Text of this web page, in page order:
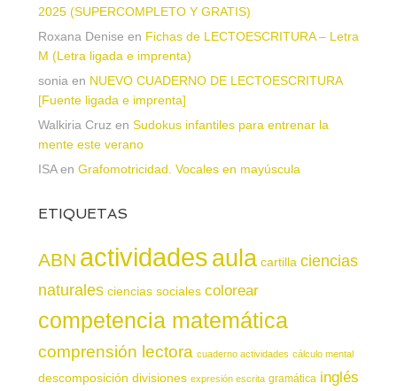
2025 (SUPERCOMPLETO Y GRATIS)
Roxana Denise en Fichas de LECTOESCRITURA – Letra
M (Letra ligada e imprenta)
sonia en NUEVO CUADERNO DE LECTOESCRITURA
[Fuente ligada e imprenta]
Walkiria Cruz en Sudokus infantiles para entrenar la
mente este verano
ISAen Grafomotricidad. Vocales en mayúscula
ETIQUETAS
ABN actividadesaula cartilla ciencias
naturales ciencias sociales colorear
competencia matemática
comprensión lectora cuaderno actividades cálculo mental
descomposición divisiones expresión escrita gramática inglés